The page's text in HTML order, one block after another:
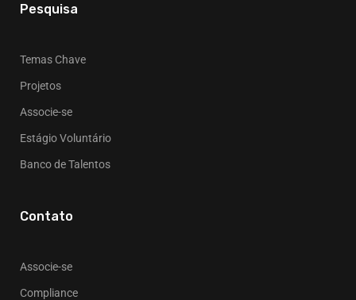
Pesquisa
Temas Chave
Projetos
Associe-se
Estágio Voluntário
Banco de Talentos
Contato
Associe-se
Compliance